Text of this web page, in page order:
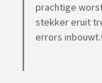
prachtige
stekker eruit
errors